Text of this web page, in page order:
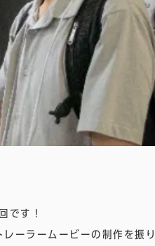
です！
ーラームービーの制作を振